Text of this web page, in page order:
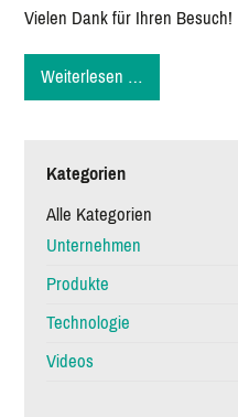
Vielen Dank für Ihren Besuch!
Weiterlesen …
Mexiko
Kategorien
Alle Kategorien
Unternehmen
Produkte
Technologie
Videos